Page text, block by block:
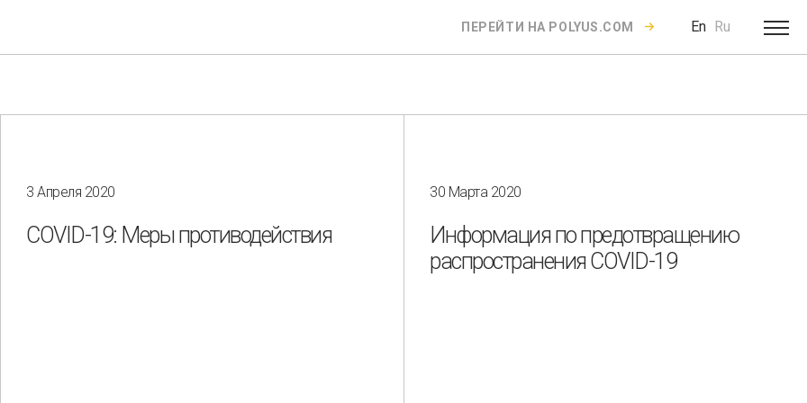
ПЕРЕЙТИ НА POLYUS.COM En Ru
Consent to the processing ofpersonal data
3 Апреля 2020
COVID-19: Меры противодействия
30 Марта 2020
Информация по предотвращению
распространения COVID-19